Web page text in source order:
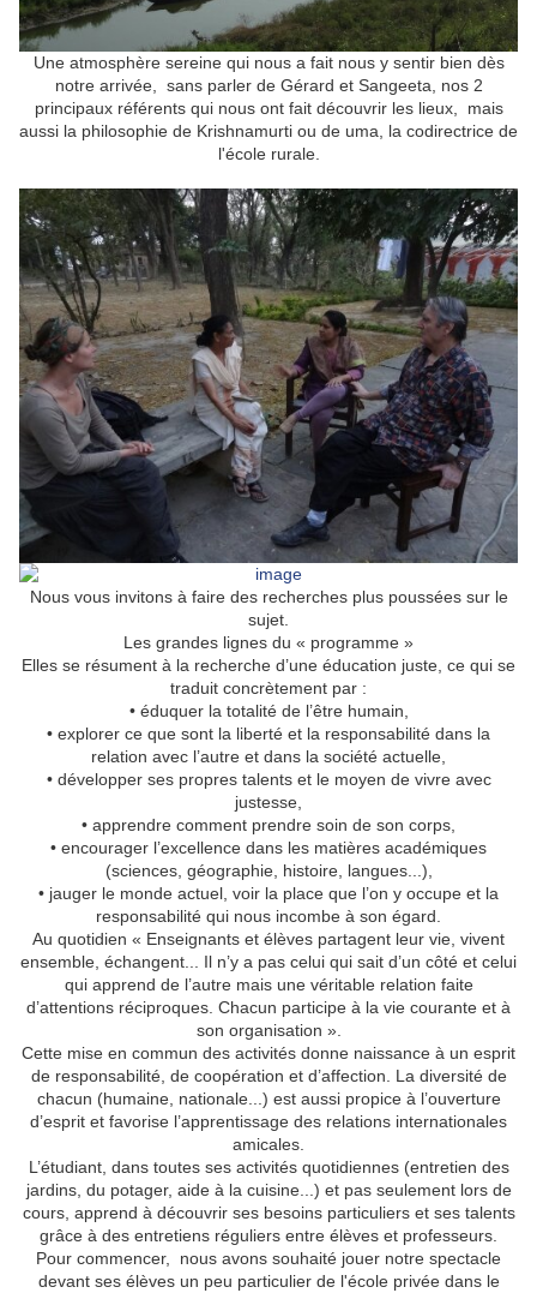
Une atmosphère sereine qui nous a fait nous y sentir bien dès
notre arrivée, sans parler de Gérard et Sangeeta, nos 2
principaux référents qui nous ont fait découvrir les lieux, mais
aussi la philosophie de Krishnamurti ou de uma, la codirectrice de
l'école rurale.
Nous vous invitons à faire des recherches plus poussées sur le
sujet.
Les grandes lignes du « programme »
Elles se résument à la recherche d’une éducation juste, ce qui se
traduit concrètement par :
• éduquer la totalité de l’être humain,
• explorer ce que sont la liberté et la responsabilité dans la
relation avec l’autre et dans la société actuelle,
• développer ses propres talents et le moyen de vivre avec
justesse,
• apprendre comment prendre soin de son corps,
• encourager l’excellence dans les matières académiques
(sciences, géographie, histoire, langues...),
• jauger le monde actuel, voir la place que l’on y occupe et la
responsabilité qui nous incombe à son égard.
Au quotidien « Enseignants et élèves partagent leur vie, vivent
ensemble, échangent... Il n’y a pas celui qui sait d’un côté et celui
qui apprend de l’autre mais une véritable relation faite
d’attentions réciproques. Chacun participe à la vie courante et à
son organisation ».
Cette mise en commun des activités donne naissance à un esprit
de responsabilité, de coopération et d’affection. La diversité de
chacun (humaine, nationale...) est aussi propice à l’ouverture
d’esprit et favorise l’apprentissage des relations internationales
amicales.
L’étudiant, dans toutes ses activités quotidiennes (entretien des
jardins, du potager, aide à la cuisine...) et pas seulement lors de
cours, apprend à découvrir ses besoins particuliers et ses talents
grâce à des entretiens réguliers entre élèves et professeurs.
Pour commencer, nous avons souhaité jouer notre spectacle
devant ses élèves un peu particulier de l'école privée dans le